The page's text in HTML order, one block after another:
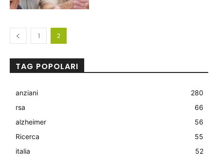
1 2
TAG POPOLARI
anziani
280
rsa
66
alzheimer
56
Ricerca
55
italia
52